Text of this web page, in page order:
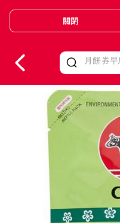
Valid Until 30 June
關閉